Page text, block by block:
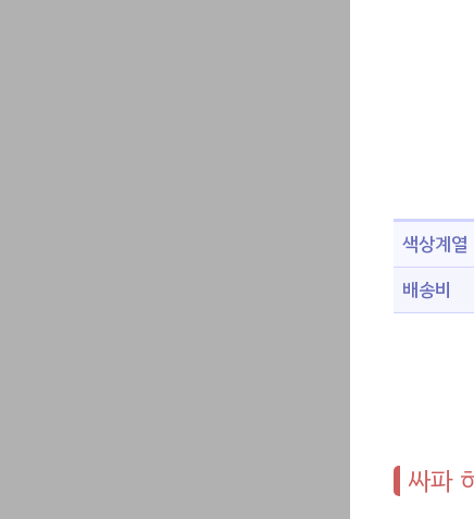
색상계열
배송비
싸파